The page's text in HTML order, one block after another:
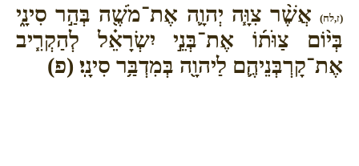
(ז,לח)
אֲשֶׁ֨ר צִוָּ֧ה יְהוָ֛ה אֶת־מֹשֶׁ֖ה בְּהַ֣ר סִינָ֑י
בְּי֨וֹם צַוֺּת֜וֹ אֶת־בְּנֵ֣י יִשְׂרָאֵ֗ל לְהַקְרִ֧יב
אֶת־קָרְבְּנֵיהֶ֛ם לַיהוָ֖ה בְּמִדְבַּ֥ר סִינָֽי׃ (פ)